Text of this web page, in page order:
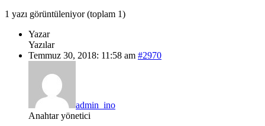
1 yazı görüntüleniyor (toplam 1)
Yazar
Yazılar
Temmuz 30, 2018: 11:58 am #2970
admin_ino
Anahtar yönetici